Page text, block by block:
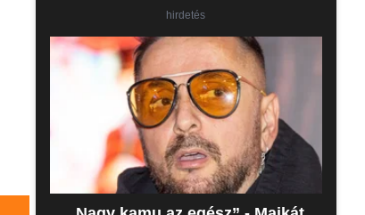
hirdetés